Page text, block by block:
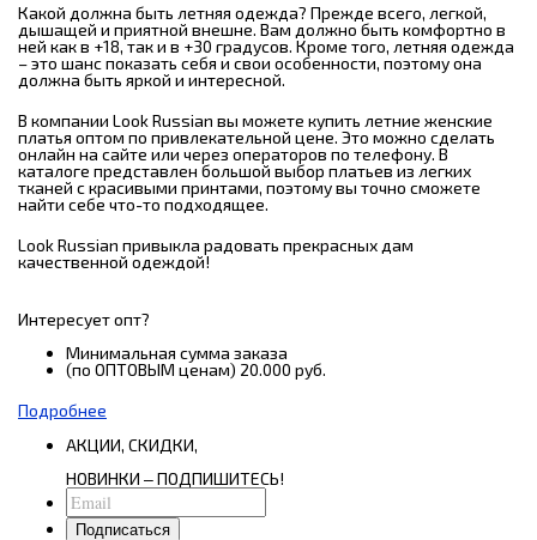
Какой должна быть летняя одежда? Прежде всего, легкой,
дышащей и приятной внешне. Вам должно быть комфортно в
ней как в +18, так и в +30 градусов. Кроме того, летняя одежда
– это шанс показать себя и свои особенности, поэтому она
должна быть яркой и интересной.
В компании Look Russian вы можете купить летние женские
платья оптом по привлекательной цене. Это можно сделать
онлайн на сайте или через операторов по телефону. В
каталоге представлен большой выбор платьев из легких
тканей с красивыми принтами, поэтому вы точно сможете
найти себе что-то подходящее.
Look Russian привыкла радовать прекрасных дам
качественной одеждой!
Интересует опт?
Минимальная сумма заказа
(по ОПТОВЫМ ценам) 20.000 руб.
Подробнее
АКЦИИ, СКИДКИ,
НОВИНКИ ‒ ПОДПИШИТЕСЬ!
Подписаться